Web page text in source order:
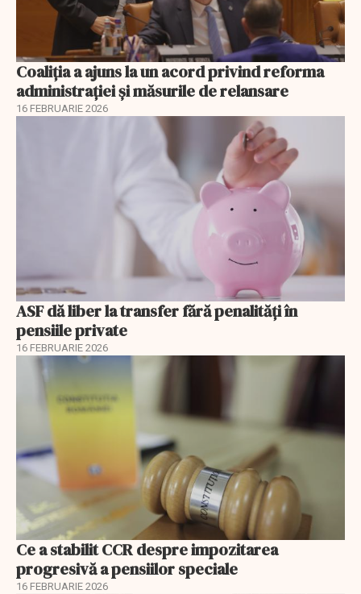
Coaliția a ajuns la un acord privind reforma
administrației și măsurile de relansare
16 FEBRUARIE 2026
ASF dă liber la transfer fără penalități în
pensiile private
16 FEBRUARIE 2026
Ce a stabilit CCR despre impozitarea
progresivă a pensiilor speciale
16 FEBRUARIE 2026